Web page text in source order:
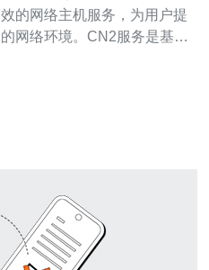
的网络主机服务，为用户提
网络环境。CN2服务是基于
定的网络连接。 新加坡